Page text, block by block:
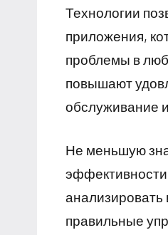
Технологии
приложения,
проблемы в
повышают
обслуживание
Не меньшую
правильные